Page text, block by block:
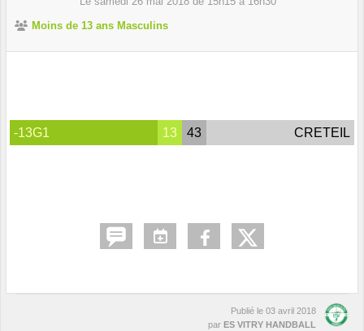
Moins de 13 ans Masculins
-13G1 13 43 CRETEIL
Publié le 03 avril 2018
par ES VITRY HANDBALL